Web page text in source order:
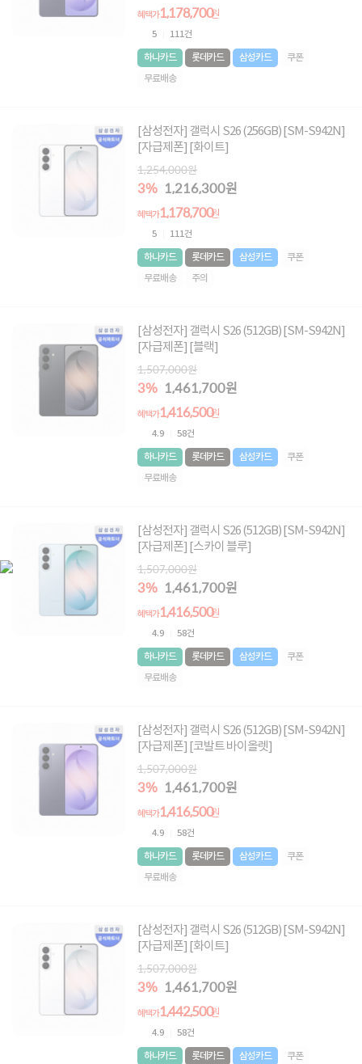
혜택가1,178,700원
5 111건
하나카드 롯데카드 삼성카드
쿠폰
무료배송
[삼성전자] 갤럭시 S26 (256GB) [SM-S942N]
[자급제폰] [화이트]
1,254,000원
3% 1,216,300원
혜택가1,178,700원
5 111건
하나카드 롯데카드 삼성카드
쿠폰
무료배송
주의
[삼성전자] 갤럭시 S26 (512GB) [SM-S942N]
[자급제폰] [블랙]
1,507,000원
3% 1,461,700원
혜택가1,416,500원
4.9 58건
하나카드 롯데카드 삼성카드
쿠폰
무료배송
[삼성전자] 갤럭시 S26 (512GB) [SM-S942N]
[자급제폰] [스카이 블루]
1,507,000원
3% 1,461,700원
혜택가1,416,500원
4.9 58건
하나카드 롯데카드 삼성카드
쿠폰
무료배송
[삼성전자] 갤럭시 S26 (512GB) [SM-S942N]
[자급제폰] [코발트 바이올렛]
1,507,000원
3% 1,461,700원
혜택가1,416,500원
4.9 58건
하나카드 롯데카드 삼성카드
쿠폰
무료배송
[삼성전자] 갤럭시 S26 (512GB) [SM-S942N]
[자급제폰] [화이트]
1,507,000원
3% 1,461,700원
혜택가1,442,500원
4.9 58건
하나카드 롯데카드 삼성카드 쿠폰